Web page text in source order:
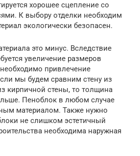
хорошее сцепление со
К выбору отделки необходим
экологически безопасен.
это минус. Вследствие
увеличение размеров
привлечение
мы будем сравним стену из
кирпичной стены, то толщина
Пеноблок в любом случае
материалом. Также нужно
не слишком эстетичный
необходима наружная